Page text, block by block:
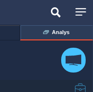
Analys